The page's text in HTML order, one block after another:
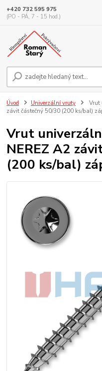
+420 732 595 975
(PO - PÁ, 7 - 15 hod.)
Úvod Univerzální vruty
Vrut
závit částečný 50/30 (200 ks/bal)
Vrut
NEREZ A2
(200 ks/bal)